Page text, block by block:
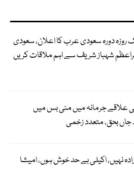
روزہ دورہ سعودی عرب کا اعلان، سعودی
شہباز شریف سے اہم ملاقات کریں
علاقے جرمانہ میں منی بس میں
نہیں، اکیلی بے حد خوش ہوں، امیشا